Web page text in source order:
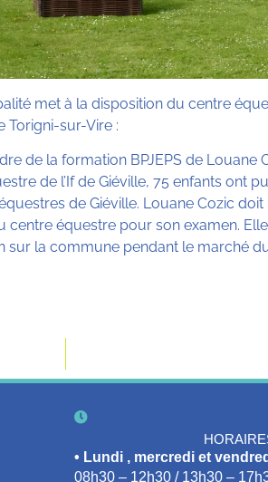
met à la disposition du centre
Torigni-sur-Vire :
de la formation BPJEPS de
de l’If de Giéville, 75 enfants ont
de Giéville. Louane Cozic
centre équestre pour son examen.
sur la commune pendant le marché
• Lundi , mercredi et
08h30 – 12h30 / 13h30 –